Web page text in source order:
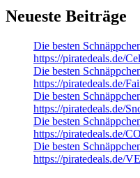
Neueste Beiträge
Die besten
https://piratedeals.de/
Die besten
https://piratedeals.de/
Die besten
https://piratedeals.de/
Die besten
https://piratedeals.de/
Die besten
https://piratedeals.de/